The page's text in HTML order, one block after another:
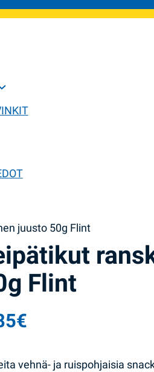
juusto 50g Flint
Flint
€
vehnä- ja ruispohjaisia